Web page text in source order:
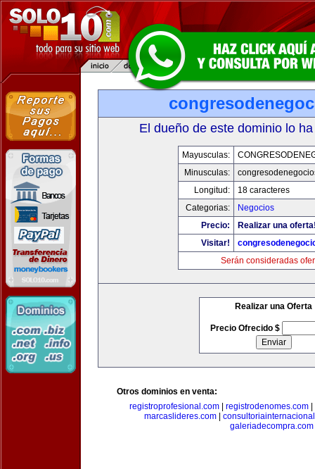
El dueño de este dominio lo
Mayusculas:
Minusculas:
Longitud:
18 caracteres
Categorias:
Negocios
Precio:
Realizar una
Visitar!
Serán consideradas
Realizar una Oferta
Precio Ofrecido $
Otros dominios en venta:
registroprofesional.com| registrodenomes.com|
marcaslideres.com
galeriadecompra.com